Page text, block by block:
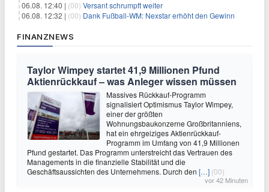
06.08. 12:40 | (00) Versant schrumpft weiter
06.08. 12:32 | (00) Dank Fußball-WM: Nexstar erhöht den Gewinn
FINANZNEWS
Taylor Wimpey startet 41,9 Millionen Pfund
Aktienrückkauf – was Anleger wissen müssen
Massives Rückkauf-Programm
signalisiert Optimismus Taylor Wimpey,
einer der größten
Wohnungsbaukonzerne Großbritanniens,
hat ein ehrgeiziges Aktienrückkauf-
Programm im Umfang von 41,9 Millionen
Pfund gestartet. Das Programm unterstreicht das Vertrauen des
Managements in die finanzielle Stabilität und die
Geschäftsaussichten des Unternehmens. Durch den […] (00)
vor 42 Minuten